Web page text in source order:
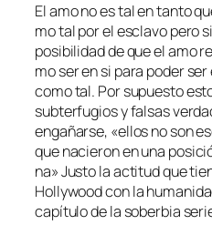
El amo no es tal en tan­to
mo tal por el es­cla­vo pe­ro
po­si­bi­li­dad de que el amo
mo ser en si pa­ra po­der
co­mo tal. Por su­pues­to
sub­ter­fu­gios y fal­sas
en­ga­ñar­se, «ellos no son
que na­cie­ron en una
na» Justo la ac­ti­tud que
Hollywood con la
ca­pí­tu­lo de la so­ber­bia